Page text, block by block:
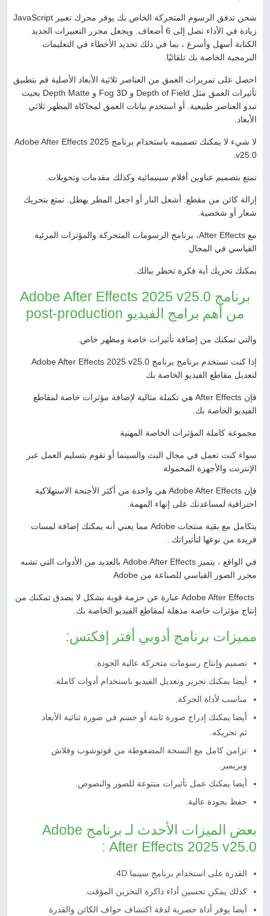
شحن تدفق الرسوم المتحركة الخاص بك يوفر محرك تعبير JavaScript
زيادة في الأداء تصل إلى 6 أضعاف. ويجعل محرر التعبيرات الجديد
الكتابة أسهل وأسرع ، بما في ذلك تحديد الأخطاء في التعليمات
البرمجية الخاصة بك تلقائيًا.
احصل على تمريرات العمق من العناصر ثلاثية الأبعاد الأصلية قم بتطبيق
تأثيرات العمق مثل Depth of Field و Fog 3D و Depth Matte بحيث
تبدو العناصر طبيعية. أو استخدم بيانات العمق لمحاكاة المظهر ثلاثي
الأبعاد.
لا شيء لا يمكنك تصميمه باستخدام برنامج Adobe After Effects 2025
v25.0.
تمتع بتصميم عناوين أفلام سينيمائية وكذلك مقدمات وتحويلات.
إزالة كائن من مقطع. أشعل النار أو اجعل المطر يهطل. تمتع بتحريك
شعار أو شخصية.
مع After Effects، برنامج الرسومات المتحركة والمؤثرات المرئية
القياسي في المجال
يمكنك تحريك أية فكرة تخطر ببالك.
برنامج Adobe After Effects 2025 v25.0
من أهم برامج الفيديو post-production
والتي تمكنك من إضافة تأثيرات خاصة ومظهر خاص.
إذا كنت تستخدم برنامج برنامج Adobe After Effects 2025 v25.0
لتعديل مقاطع الفيديو الخاصة بك
فإن After Effects هي تكملة مثالية لإضافة مؤثرات خاصة لمقاطع
الفيديو الخاصة بك.
مجموعة كاملة المؤثرات الخاصة المهنية
سواء كنت تعمل في مجال البث والسينما أو تقوم بتسليم العمل عبر
الإنترنت والأجهزة المحمولة
فإن Adobe After Effects هي واحدة من أكثر الأجنحة الاستهلاكية
احترافية لمساعدتك على إنهاء المهمة.
يتكامل مع بقية منتجات Adobe مما يعني أنه يمكنك إضافة لمسات
فريدة من نوعها لتأثيراتك .
في الواقع ، يتميز Adobe After Effects بالعديد من الأدوات التي تشبه
محرر الصور القياسي للصناعة من Adobe
Adobe After Effects عبارة عن حزمة قوية بشكل لا يصدق تمكنك من
إنتاج مؤثرات خاصة مذهلة لمقاطع الفيديو الخاصة بك.
مميزات برنامج أدوبي أفتر إفكتس:
تصميم وإنتاج رسومات متحركة عالية الجودة.
أيضا يمكنك تحرير وتعديل الفيديو باستخدام أدوات كاملة.
مناسب لأداة الحركة.
أيضا يمكنك إدراج صورة ثابتة أو جسم في صورة ثنائية الأبعاد
ثم تحريكه.
تزامن كامل مع النسخة المضغوطة من فوتوشوب وفلاش
وبريمير.
أيضا يمكنك عمل تأثيرات متنوعة للصور والنصوص.
حفظ بجودة عالية.
بعض الميزات الأحدث لـ برنامج Adobe
After Effects 2025 v25.0 :
القدرة على استخدام برنامج سينما 4D.
كذلك يمكن تحسين أداء ذاكرة التخزين المؤقت.
أيضا يوفر أداة حصرية لدقة اكتشاف حواف الكائن والقدرة